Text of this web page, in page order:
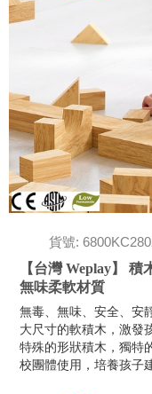
貨號:
【台灣 Weplay】
無味柔軟材質
無毒、無味、安全、安
大尺寸的軟積木，激發
特殊的形狀積木，獨特
校團體使用，培養孩子